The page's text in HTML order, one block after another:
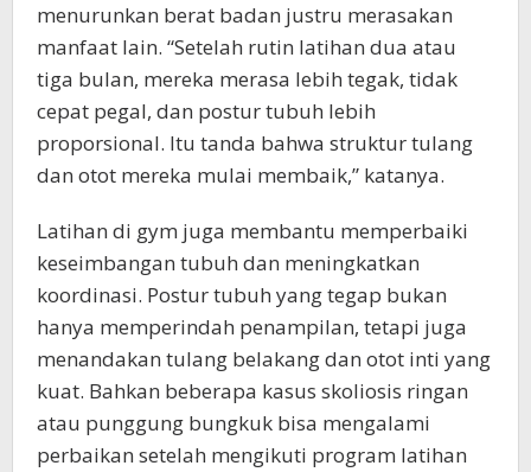
menurunkan berat badan justru merasakan
manfaat lain. “Setelah rutin latihan dua atau
tiga bulan, mereka merasa lebih tegak, tidak
cepat pegal, dan postur tubuh lebih
proporsional. Itu tanda bahwa struktur tulang
dan otot mereka mulai membaik,” katanya.
Latihan di gym juga membantu memperbaiki
keseimbangan tubuh dan meningkatkan
koordinasi. Postur tubuh yang tegap bukan
hanya memperindah penampilan, tetapi juga
menandakan tulang belakang dan otot inti yang
kuat. Bahkan beberapa kasus skoliosis ringan
atau punggung bungkuk bisa mengalami
perbaikan setelah mengikuti program latihan